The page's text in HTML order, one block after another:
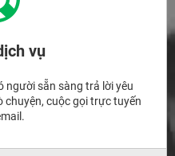
vụ
người sẵn sàng trả lời yêu
chuyện, cuộc gọi trực tuyến